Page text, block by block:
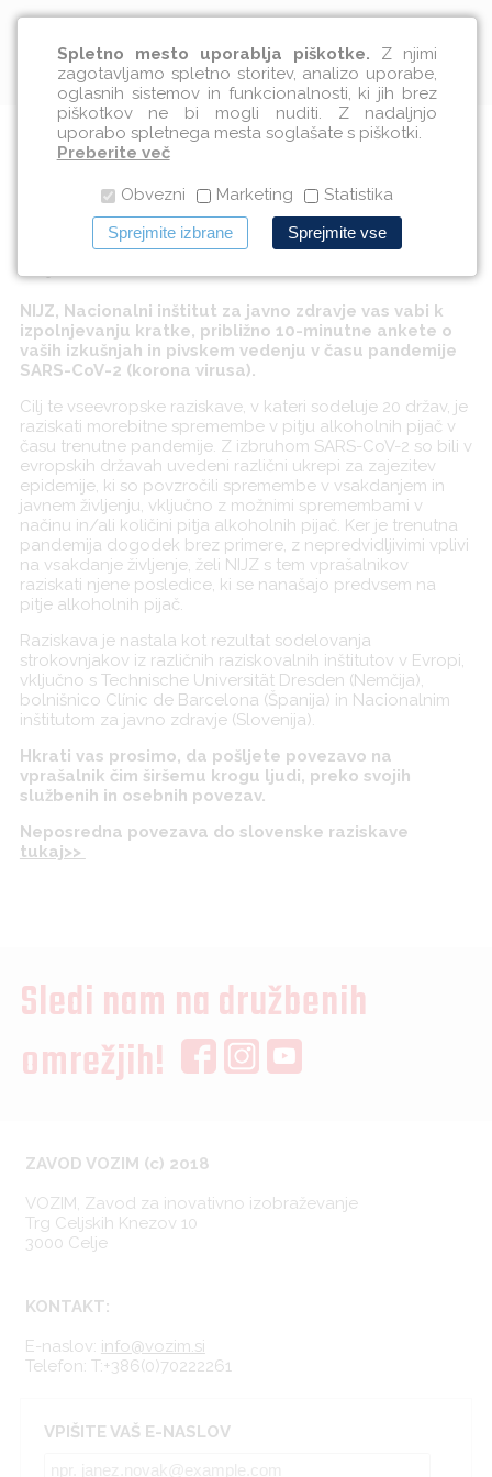
Slovenščina
Anketa - pivske navade v
času pandemije
16.05.2020
NIJZ, Nacionalni inštitut za javno zdravje vas vabi k
izpolnjevanju kratke, približno 10-minutne ankete o
vaših izkušnjah in pivskem vedenju v času pandemije
SARS-CoV-2 (korona virusa).
Cilj te vseevropske raziskave, v kateri sodeluje 20 držav, je
raziskati morebitne spremembe v pitju alkoholnih pijač v
času trenutne pandemije. Z izbruhom SARS-CoV-2 so bili v
evropskih državah uvedeni različni ukrepi za zajezitev
epidemije, ki so povzročili spremembe v vsakdanjem in
javnem življenju, vključno z možnimi spremembami v
načinu in/ali količini pitja alkoholnih pijač. Ker je trenutna
pandemija dogodek brez primere, z nepredvidljivimi vplivi
na vsakdanje življenje, želi NIJZ s tem vprašalnikov
raziskati njene posledice, ki se nanašajo predvsem na
pitje alkoholnih pijač.
Raziskava je nastala kot rezultat sodelovanja
strokovnjakov iz različnih raziskovalnih inštitutov v Evropi,
vključno s Technische Universität Dresden (Nemčija),
bolnišnico Clínic de Barcelona (Španija) in Nacionalnim
inštitutom za javno zdravje (Slovenija).
Hkrati vas prosimo, da pošljete povezavo na
vprašalnik čim širšemu krogu ljudi, preko svojih
službenih in osebnih povezav.
Neposredna povezava do slovenske raziskave
tukaj>>
Sledi nam na družbenih
omrežjih!
ZAVOD VOZIM (c) 2018
VOZIM, Zavod za inovativno izobraževanje
Trg Celjskih Knezov 10
3000 Celje
KONTAKT:
E-naslov: info@vozim.si
Telefon: T:+386(0)70222261
VPIŠITE VAŠ E-NASLOV
Spletno mesto uporablja piškotke. Z njimi
zagotavljamo spletno storitev, analizo uporabe,
oglasnih sistemov in funkcionalnosti, ki jih brez
piškotkov ne bi mogli nuditi. Z nadaljnjo
uporabo spletnega mesta soglašate s piškotki.
Preberite več
Obvezni Marketing Statistika
Sprejmite izbrane Sprejmite vse